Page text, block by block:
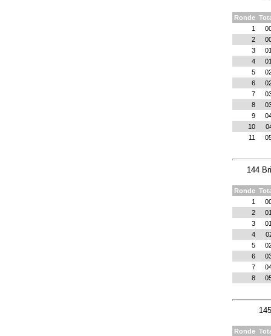
Ronde
1
2
3
4
5
6
7
8
9
10
11
144
Ronde
1
2
3
4
5
6
7
8
Ronde